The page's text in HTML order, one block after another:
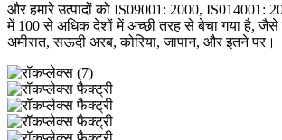
और हमारे उत्पादों को IS09001: 2000, IS014001:
में 100 से अधिक देशों में अच्छी तरह से बेचा गया है, जैसे
अमीरात, सऊदी अरब, कोरिया, जापान, और इतने पर।